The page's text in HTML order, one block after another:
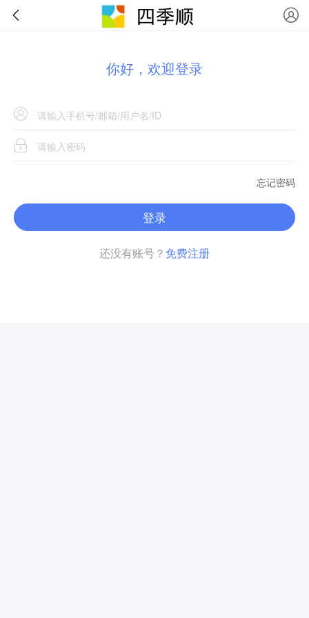
你好，欢迎登录
忘记密码
登录
还没有账号？ 免费注册